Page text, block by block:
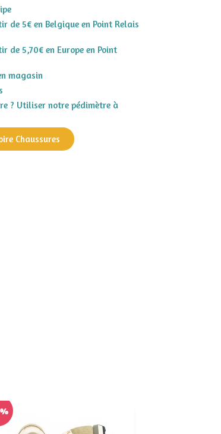
de 5€ en Belgique en Point Relais
de 5,70€ en Europe en Point
magasin
? Utiliser notre pédimètre à
Chaussures